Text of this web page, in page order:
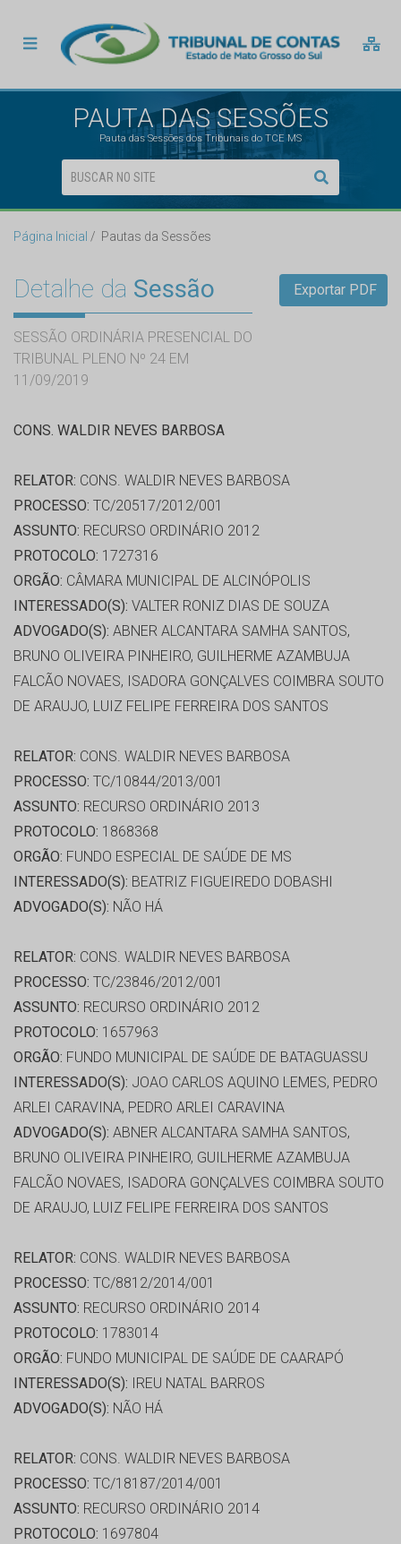
PAUTA DAS SESSÕES
Pauta das Sessões dos Tribunais do TCE MS
Página Inicial Pautas da Sessões
Detalhe da Sessão
SESSÃO ORDINÁRIA PRESENCIAL DO
TRIBUNAL PLENO Nº 24 EM
11/09/2019
Exportar PDF
CONS. WALDIR NEVES BARBOSA
RELATOR: CONS. WALDIR NEVES BARBOSA
PROCESSO: TC/20517/2012/001
ASSUNTO: RECURSO ORDINÁRIO 2012
PROTOCOLO: 1727316
ORGÃO: CÂMARA MUNICIPAL DE ALCINÓPOLIS
INTERESSADO(S): VALTER RONIZ DIAS DE SOUZA
ADVOGADO(S): ABNER ALCANTARA SAMHA SANTOS,
BRUNO OLIVEIRA PINHEIRO, GUILHERME AZAMBUJA
FALCÃO NOVAES, ISADORA GONÇALVES COIMBRA SOUTO
DE ARAUJO, LUIZ FELIPE FERREIRA DOS SANTOS
RELATOR: CONS. WALDIR NEVES BARBOSA
PROCESSO: TC/10844/2013/001
ASSUNTO: RECURSO ORDINÁRIO 2013
PROTOCOLO: 1868368
ORGÃO: FUNDO ESPECIAL DE SAÚDE DE MS
INTERESSADO(S): BEATRIZ FIGUEIREDO DOBASHI
ADVOGADO(S): NÃO HÁ
RELATOR: CONS. WALDIR NEVES BARBOSA
PROCESSO: TC/23846/2012/001
ASSUNTO: RECURSO ORDINÁRIO 2012
PROTOCOLO: 1657963
ORGÃO: FUNDO MUNICIPAL DE SAÚDE DE BATAGUASSU
INTERESSADO(S): JOAO CARLOS AQUINO LEMES, PEDRO
ARLEI CARAVINA, PEDRO ARLEI CARAVINA
ADVOGADO(S): ABNER ALCANTARA SAMHA SANTOS,
BRUNO OLIVEIRA PINHEIRO, GUILHERME AZAMBUJA
FALCÃO NOVAES, ISADORA GONÇALVES COIMBRA SOUTO
DE ARAUJO, LUIZ FELIPE FERREIRA DOS SANTOS
RELATOR: CONS. WALDIR NEVES BARBOSA
PROCESSO: TC/8812/2014/001
ASSUNTO: RECURSO ORDINÁRIO 2014
PROTOCOLO: 1783014
ORGÃO: FUNDO MUNICIPAL DE SAÚDE DE CAARAPÓ
INTERESSADO(S): IREU NATAL BARROS
ADVOGADO(S): NÃO HÁ
RELATOR: CONS. WALDIR NEVES BARBOSA
PROCESSO: TC/18187/2014/001
ASSUNTO: RECURSO ORDINÁRIO 2014
PROTOCOLO: 1697804